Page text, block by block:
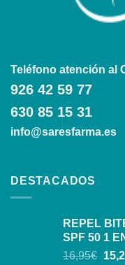
Teléfono atención al
926 42 59 77
630 85 15 31
info@saresfarma.es
DESTACADOS
REPEL
SPF 50 1
16,95€